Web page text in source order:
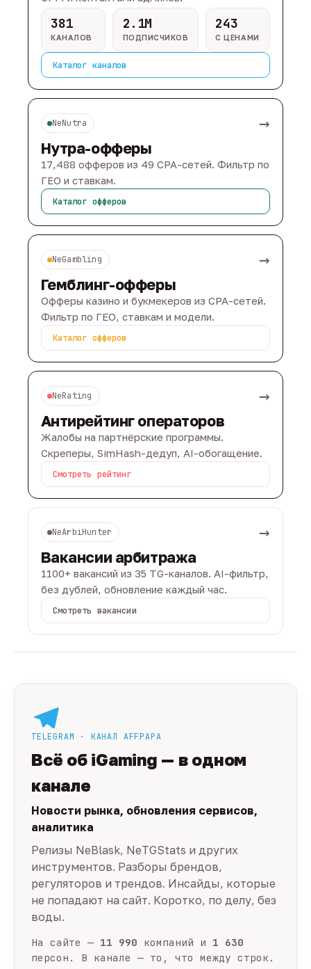
381
КАНАЛОВ
2.1M
ПОДПИСЧИКОВ
243
С ЦЕНАМИ
Каталог каналов
NeNutra →
Нутра-офферы
17,488 офферов из 49 CPA-сетей. Фильтр по
ГЕО и ставкам.
Каталог офферов
NeGambling →
Гемблинг-офферы
Офферы казино и букмекеров из CPA-сетей.
Фильтр по ГЕО, ставкам и модели.
Каталог офферов
NeRating →
Антирейтинг операторов
Жалобы на партнёрские программы.
Скреперы, SimHash-дедуп, AI-обогащение.
Смотреть рейтинг
NeArbiHunter →
Вакансии арбитража
1100+ вакансий из 35 TG-каналов. AI-фильтр,
без дублей, обновление каждый час.
Смотреть вакансии
TELEGRAM · КАНАЛ AFFPAPA
Всё об iGaming — в одном
канале
Новости рынка, обновления сервисов,
аналитика
Релизы NeBlask, NeTGStats и других
инструментов. Разборы брендов,
регуляторов и трендов. Инсайды, которые
не попадают на сайт. Коротко, по делу, без
воды.
На сайте — 11 990 компаний и 1 630
персон. В канале — то, что между строк.